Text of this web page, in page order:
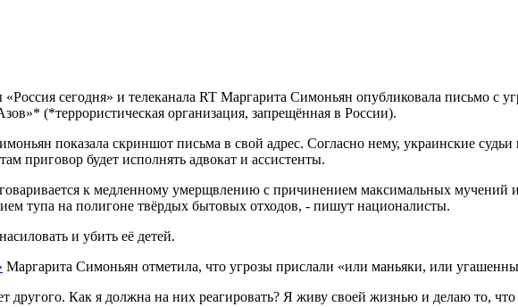
сегодня» и телеканала RT Маргарита Симоньян опубликовала письмо с
(*террористическая организация, запрещённая в России).
показала скриншот письма в свой адрес. Согласно нему, украинские
приговор будет исполнять адвокат и ассистенты.
к медленному умерщвлению с причинением максимальных
тупа на полигоне твёрдых бытовых отходов, - пишут националисты.
и убить её детей.
Маргарита Симоньян отметила, что угрозы прислали «или маньяки, или
другого. Как я должна на них реагировать? Я живу своей жизнью и делаю то,